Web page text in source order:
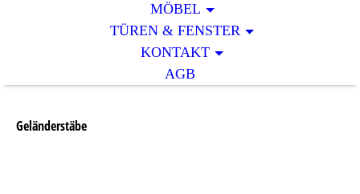
MÖBEL
TÜREN & FENSTER
KONTAKT
AGB
Geländerstäbe